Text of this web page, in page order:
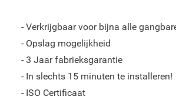
- Verkrijgbaar voor bijna alle
- Opslag mogelijkheid
- 3 Jaar fabrieksgarantie
- In slechts 15 minuten te installeren!
- ISO Certificaat